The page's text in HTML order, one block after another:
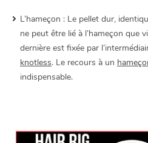
L’hameçon : Le pellet dur,
ne peut être lié à l’hameçon que
dernière est fixée par
knotless. Le recours à un
indispensable.